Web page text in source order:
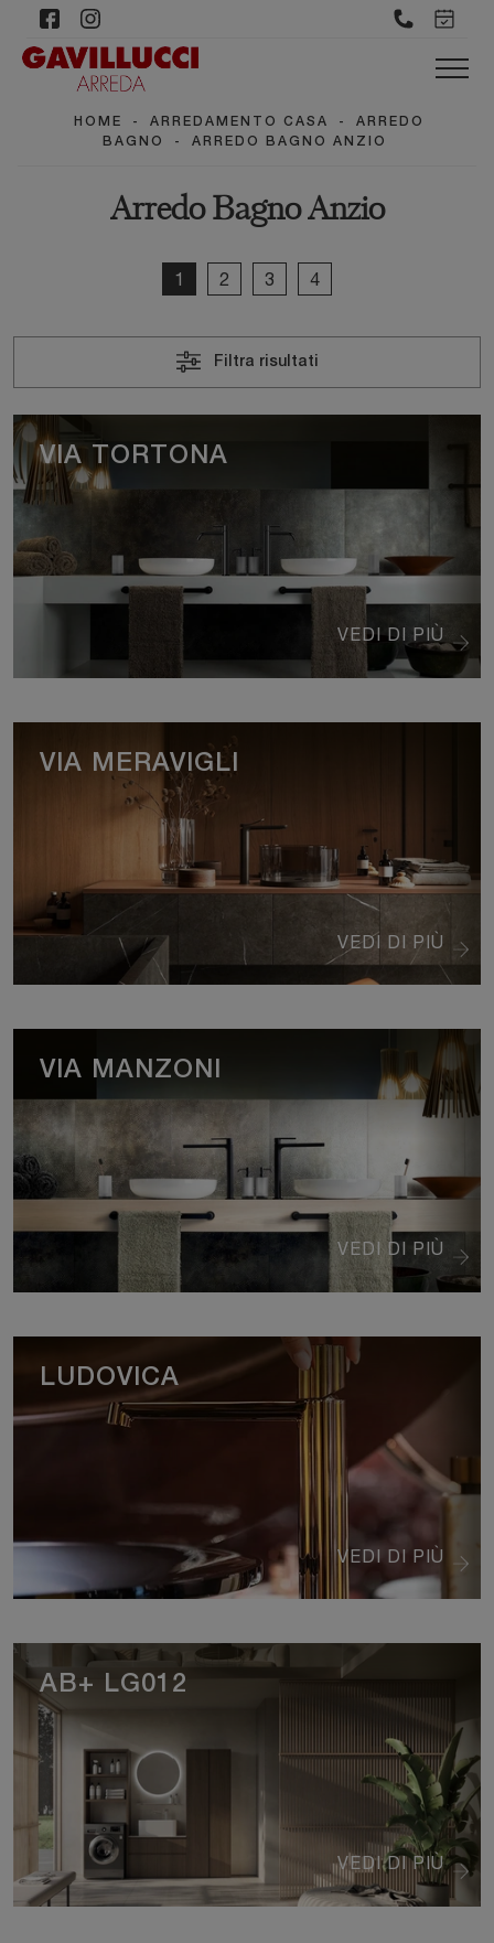
HOME - ARREDAMENTO CASA -
ARREDO
BAGNO
- ARREDO BAGNO ANZIO
Arredo Bagno Anzio
1 2 3 4
Filtra risultati
VEDI DI PIÙ
VIA TORTONA
VEDI DI PIÙ
VIA MERAVIGLI
VEDI DI PIÙ
VIA MANZONI
VEDI DI PIÙ
LUDOVICA
VEDI DI PIÙ
AB+ LG012